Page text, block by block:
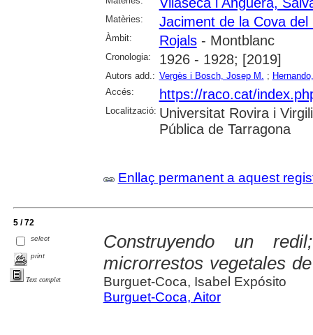
Matèries: Jaciment de la Cova del
Àmbit: Rojals- Montblanc
Cronologia: 1926 - 1928; [2019]
Autors add.: Vergès i Bosch, Josep M. ;
Accés:
https://raco.cat/
Localització: Universitat Rovira i
Pública de Tarragona
Enllaç permanent a aquest
5 / 72
select
print
Text complet
Construyendo un
microrrestos vegetales
Burguet-Coca, Isabel Expósito
Burguet-Coca, Aitor